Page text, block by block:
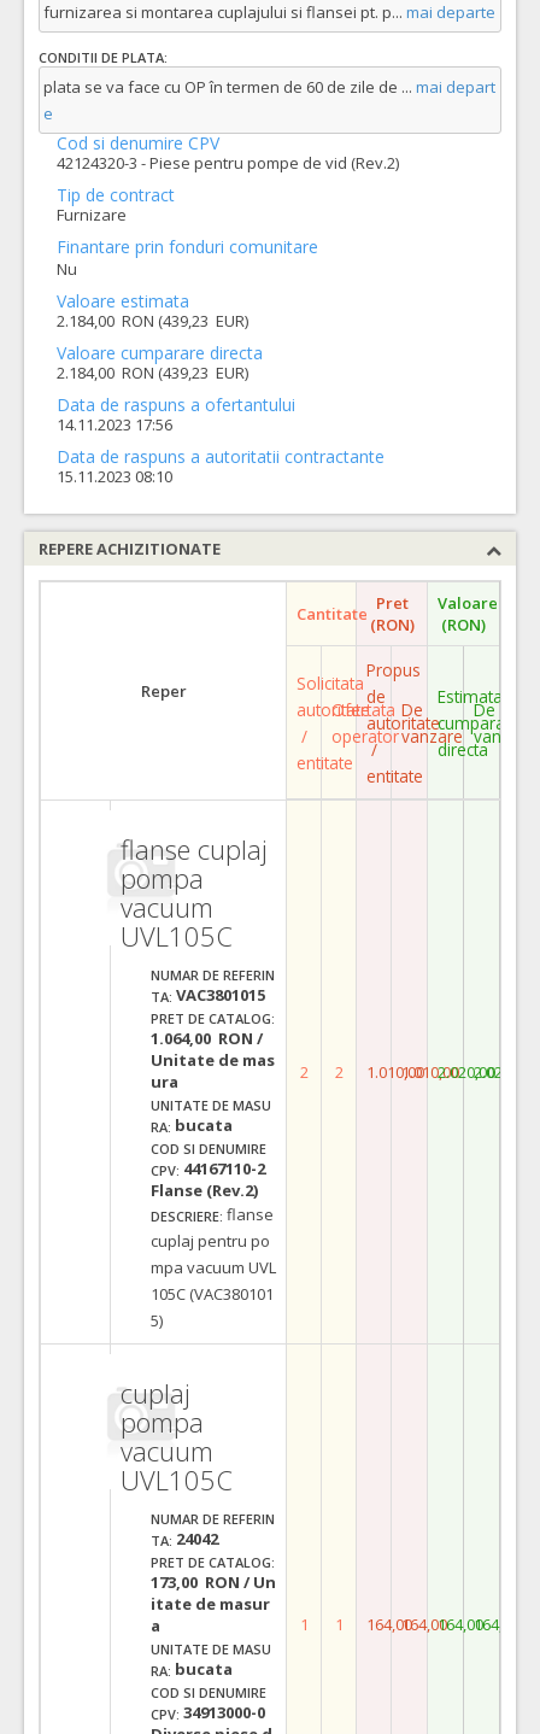
furnizarea si montarea cuplajului si flansei pt. p... mai departe
CONDITII DE PLATA:
plata se va face cu OP în termen de 60 de zile de ... mai depart
e
Cod si denumire CPV
42124320-3 - Piese pentru pompe de vid (Rev.2)
Tip de contract
Furnizare
Finantare prin fonduri comunitare
Nu
Valoare estimata
2.184,00 RON (439,23 EUR)
Valoare cumparare directa
2.184,00 RON (439,23 EUR)
Data de raspuns a ofertantului
14.11.2023 17:56
Data de raspuns a autoritatii contractante
15.11.2023 08:10
REPERE ACHIZITIONATE
Reper
Cantitate Pret
(RON)
Valoare
(RON)
Solicitata
autoritate
/
entitate
Ofertata
operator
Propus
de
autoritate
/
entitate
De
vanzare
Estimata
cumparare
directa
De
vanzare
flanse cuplaj
pompa
vacuum
UVL105C
NUMAR DE REFERIN
TA: VAC3801015
PRET DE CATALOG:
1.064,00 RON /
Unitate de mas
ura
UNITATE DE MASU
RA: bucata
COD SI DENUMIRE
CPV: 44167110-2
Flanse (Rev.2)
DESCRIERE: flanse
cuplaj pentru po
mpa vacuum UVL
105C (VAC380101
5)
2 2 1.010,001.010,002.020,002.020,00
cuplaj
pompa
vacuum
UVL105C
NUMAR DE REFERIN
TA: 24042
PRET DE CATALOG:
173,00 RON / Un
itate de masur
a
UNITATE DE MASU
RA: bucata
COD SI DENUMIRE
CPV: 34913000-0
1 1 164,00164,00164,00164,00